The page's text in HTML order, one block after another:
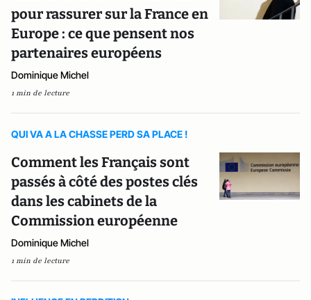
pour rassurer sur la France en
Europe : ce que pensent nos
partenaires européens
Dominique Michel
1 min de lecture
QUI VA A LA CHASSE PERD SA PLACE !
Comment les Français sont
passés à côté des postes clés
dans les cabinets de la
Commission européenne
Dominique Michel
1 min de lecture